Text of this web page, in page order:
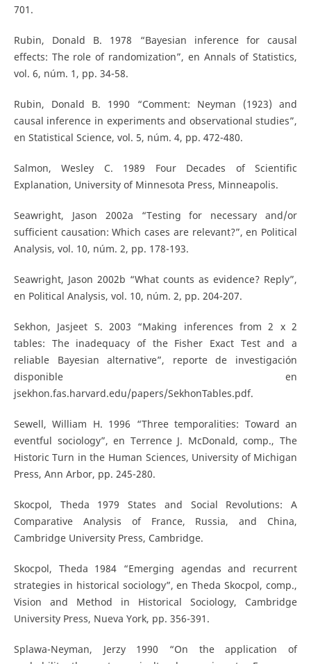
701.
Rubin, Donald B. 1978 “Bayesian inference for causal
effects: The role of randomization”, en Annals of Statistics,
vol. 6, núm. 1, pp. 34-58.
Rubin, Donald B. 1990 “Comment: Neyman (1923) and
causal inference in experiments and observational studies”,
en Statistical Science, vol. 5, núm. 4, pp. 472-480.
Salmon, Wesley C. 1989 Four Decades of Scientific
Explanation, University of Minnesota Press, Minneapolis.
Seawright, Jason 2002a “Testing for necessary and/or
sufficient causation: Which cases are relevant?”, en Political
Analysis, vol. 10, núm. 2, pp. 178-193.
Seawright, Jason 2002b “What counts as evidence? Reply”,
en Political Analysis, vol. 10, núm. 2, pp. 204-207.
Sekhon, Jasjeet S. 2003 “Making inferences from 2 x 2
tables: The inadequacy of the Fisher Exact Test and a
reliable Bayesian alternative”, reporte de investigación
disponible en
jsekhon.fas.harvard.edu/papers/SekhonTables.pdf.
Sewell, William H. 1996 “Three temporalities: Toward an
eventful sociology”, en Terrence J. McDonald, comp., The
Historic Turn in the Human Sciences, University of Michigan
Press, Ann Arbor, pp. 245-280.
Skocpol, Theda 1979 States and Social Revolutions: A
Comparative Analysis of France, Russia, and China,
Cambridge University Press, Cambridge.
Skocpol, Theda 1984 “Emerging agendas and recurrent
strategies in historical sociology”, en Theda Skocpol, comp.,
Vision and Method in Historical Sociology, Cambridge
University Press, Nueva York, pp. 356-391.
Splawa-Neyman, Jerzy 1990 “On the application of